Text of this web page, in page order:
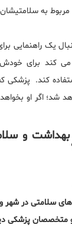
به سلامتیشان
یک راهنمایی
کند برای
کند. پزشکی
اگر او بخواهد
و
سلامتی در شهر
متخصصان پزشکی